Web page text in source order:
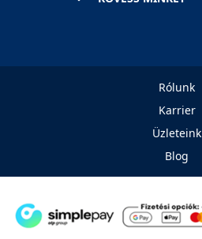
Rólunk
Karrier
Üzleteink
Blog